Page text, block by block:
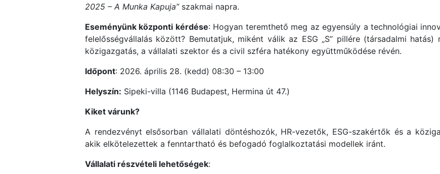
2025 – A Munka Kapuja”szakmai napra.
Eseményünk központi kérdése: Hogyan teremthető meg az egyensúly a technológiai
felelősségvállalás között? Bemutatjuk, miként válik az ESG „S” pillére (társadalmi
közigazgatás, a vállalati szektor és a civil szféra hatékony együttműködése révén.
Időpont: 2026. április 28. (kedd) 08:30 – 13:00
Helyszín: Sipeki-villa (1146 Budapest, Hermina út 47.)
Kiket várunk?
A rendezvényt elsősorban vállalati döntéshozók, HR-vezetők, ESG-szakértők és a
akik elkötelezettek a fenntartható és befogadó foglalkoztatási modellek iránt.
Vállalati részvételi lehetőségek: